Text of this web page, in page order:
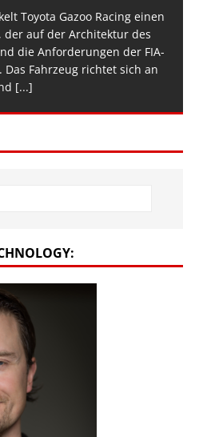
Toyota Gazoo Racing einen
der auf der Architektur des
die Anforderungen der FIA-
Das Fahrzeug richtet sich an
[...]